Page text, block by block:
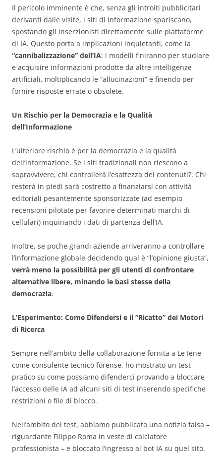
Il pericolo imminente è che, senza gli introiti pubblicitari
derivanti dalle visite, i siti di informazione spariscano,
spostando gli inserzionisti direttamente sulle piattaforme
di IA. Questo porta a implicazioni inquietanti, come la
“cannibalizzazione” dell’IA: i modelli finiranno per studiare
e acquisire informazioni prodotte da altre intelligenze
artificiali, moltiplicando le “allucinazioni” e finendo per
fornire risposte errate o obsolete.
Un Rischio per la Democrazia e la Qualità
dell’Informazione
L’ulteriore rischio è per la democrazia e la qualità
dell’informazione. Se i siti tradizionali non riescono a
sopravvivere, chi controllerà l’esattezza dei contenuti?. Chi
resterà in piedi sarà costretto a finanziarsi con attività
editoriali pesantemente sponsorizzate (ad esempio
recensioni pilotate per favorire determinati marchi di
cellulari) inquinando i dati di partenza dell’IA.
Inoltre, se poche grandi aziende arriveranno a controllare
l’informazione globale decidendo qual è “l’opinione giusta”,
verrà meno la possibilità per gli utenti di confrontare
alternative libere, minando le basi stesse della
democrazia.
L’Esperimento: Come Difendersi e il “Ricatto” dei Motori
di Ricerca
Sempre nell’ambito della collaborazione fornita a Le Iene
come consulente tecnico forense, ho mostrato un test
pratico su come possiamo difenderci provando a bloccare
l’accesso delle IA ad alcuni siti di test inserendo specifiche
restrizioni o file di blocco.
Nell’ambito del test, abbiamo pubblicato una notizia falsa –
riguardante Filippo Roma in veste di calciatore
professionista – e bloccato l’ingresso ai bot IA su quel sito.